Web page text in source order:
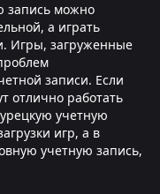
запись можно
а играть
Игры, загруженные
записи. Если
отлично работать
учетную
игр, а в
учетную запись,